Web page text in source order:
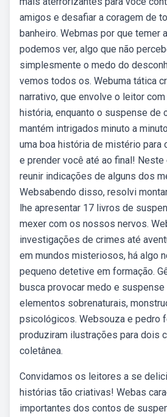
amigos e desafiar a coragem de
banheiro. Webmas por que temer
podemos ver, algo que não
simplesmente o medo do
vemos todos os. Webuma tática
narrativo, que envolve o leitor
história, enquanto o suspense de
mantém intrigados minuto a
uma boa história de mistério para
e prender você até ao final! Neste
reunir indicações de alguns dos
Websabendo disso, resolvi
lhe apresentar 17 livros de
mexer com os nossos nervos.
investigações de crimes até
em mundos misteriosos, há algo
pequeno detetive em formação.
busca provocar medo e
elementos sobrenaturais,
psicológicos. Websouza e pedro
produziram ilustrações para dois
coletânea.
Convidamos os leitores a se
histórias tão criativas! Webas
importantes dos contos de